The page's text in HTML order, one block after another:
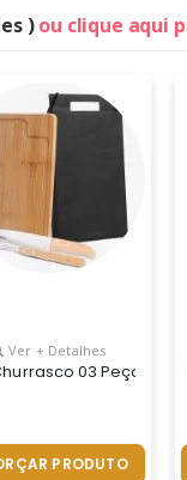
)ou clique aqui
E
Nylon Com Alça
Ver + Detalhes
03 Peças,
PRODUTO